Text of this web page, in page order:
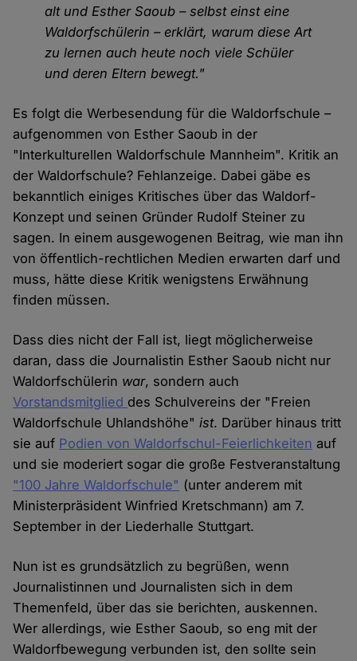
alt und Esther Saoub – selbst einst eine
Waldorfschülerin – erklärt, warum diese Art
zu lernen auch heute noch viele Schüler
und deren Eltern bewegt."
Es folgt die Werbesendung für die Waldorfschule –
aufgenommen von Esther Saoub in der
"Interkulturellen Waldorfschule Mannheim". Kritik an
der Waldorfschule? Fehlanzeige. Dabei gäbe es
bekanntlich einiges Kritisches über das Waldorf-
Konzept und seinen Gründer Rudolf Steiner zu
sagen. In einem ausgewogenen Beitrag, wie man ihn
von öffentlich-rechtlichen Medien erwarten darf und
muss, hätte diese Kritik wenigstens Erwähnung
finden müssen.
Dass dies nicht der Fall ist, liegt möglicherweise
daran, dass die Journalistin Esther Saoub nicht nur
Waldorfschülerin war, sondern auch
Vorstandsmitglied des Schulvereins der "Freien
Waldorfschule Uhlandshöhe"ist. Darüber hinaus tritt
sie auf Podien von Waldorfschul-Feierlichkeiten auf
und sie moderiert sogar die große Festveranstaltung
"100 Jahre Waldorfschule" (unter anderem mit
Ministerpräsident Winfried Kretschmann) am 7.
September in der Liederhalle Stuttgart.
Nun ist es grundsätzlich zu begrüßen, wenn
Journalistinnen und Journalisten sich in dem
Themenfeld, über das sie berichten, auskennen.
Wer allerdings, wie Esther Saoub, so eng mit der
Waldorfbewegung verbunden ist, den sollte sein